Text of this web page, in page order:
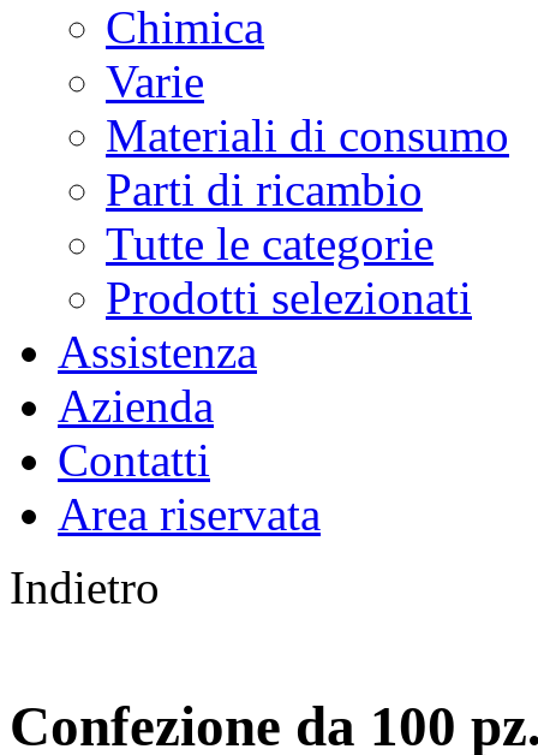
Chimica
Varie
Materiali di consumo
Parti di ricambio
Tutte le categorie
Prodotti selezionati
Assistenza
Azienda
Contatti
Area riservata
Indietro
Confezione da 100